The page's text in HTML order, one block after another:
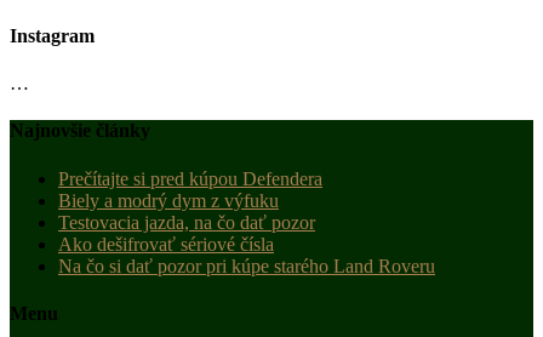
Instagram
…
Najnovšie články
Prečítajte si pred kúpou Defendera
Biely a modrý dym z výfuku
Testovacia jazda, na čo dať pozor
Ako dešifrovať sériové čísla
Na čo si dať pozor pri kúpe starého Land Roveru
Menu